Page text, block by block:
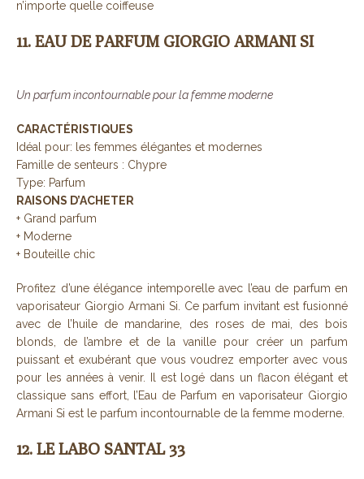
n’importe quelle coiffeuse
11. EAU DE PARFUM GIORGIO ARMANI SI
Un parfum incontournable pour la femme moderne
CARACTÉRISTIQUES
Idéal pour: les femmes élégantes et modernes
Famille de senteurs : Chypre
Type: Parfum
RAISONS D’ACHETER
+ Grand parfum
+ Moderne
+ Bouteille chic
Profitez d’une élégance intemporelle avec l’eau de parfum en
vaporisateur Giorgio Armani Si. Ce parfum invitant est fusionné
avec de l’huile de mandarine, des roses de mai, des bois
blonds, de l’ambre et de la vanille pour créer un parfum
puissant et exubérant que vous voudrez emporter avec vous
pour les années à venir. Il est logé dans un flacon élégant et
classique sans effort, l’Eau de Parfum en vaporisateur Giorgio
Armani Si est le parfum incontournable de la femme moderne.
12. LE LABO SANTAL 33